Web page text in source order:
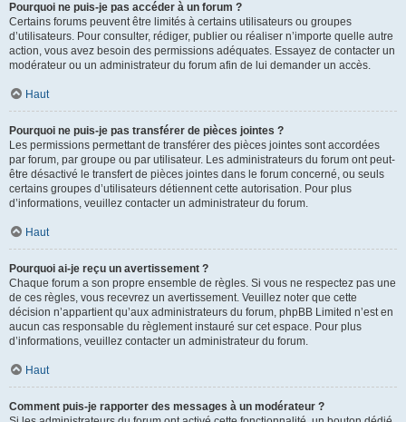
Pourquoi ne puis-je pas accéder à un forum ?
Certains forums peuvent être limités à certains utilisateurs ou groupes
d’utilisateurs. Pour consulter, rédiger, publier ou réaliser n’importe quelle autre
action, vous avez besoin des permissions adéquates. Essayez de contacter un
modérateur ou un administrateur du forum afin de lui demander un accès.
Haut
Pourquoi ne puis-je pas transférer de pièces jointes ?
Les permissions permettant de transférer des pièces jointes sont accordées
par forum, par groupe ou par utilisateur. Les administrateurs du forum ont peut-
être désactivé le transfert de pièces jointes dans le forum concerné, ou seuls
certains groupes d’utilisateurs détiennent cette autorisation. Pour plus
d’informations, veuillez contacter un administrateur du forum.
Haut
Pourquoi ai-je reçu un avertissement ?
Chaque forum a son propre ensemble de règles. Si vous ne respectez pas une
de ces règles, vous recevrez un avertissement. Veuillez noter que cette
décision n’appartient qu’aux administrateurs du forum, phpBB Limited n’est en
aucun cas responsable du règlement instauré sur cet espace. Pour plus
d’informations, veuillez contacter un administrateur du forum.
Haut
Comment puis-je rapporter des messages à un modérateur ?